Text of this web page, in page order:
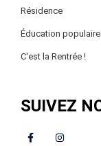
Résidence
Éducation populaire
C'est la Rentrée !
SUIVEZ